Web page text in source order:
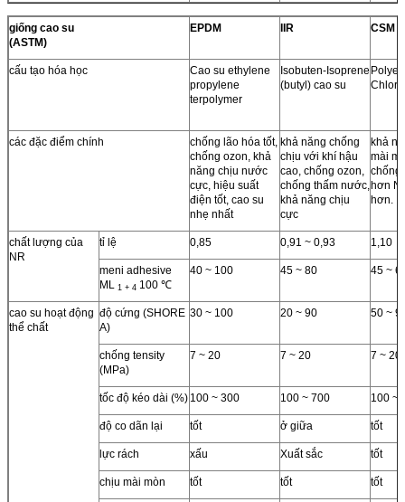
giống cao su
(ASTM)
EPDM IIR CSM
cấu tạo hóa học
Cao su ethylene
propylene
terpolymer
Isobuten-Isoprene
(butyl) cao su
các đặc điểm chính
chống lão hóa tốt,
chống ozon, khả
năng chịu nước
cực, hiệu suất
điện tốt, cao su
nhẹ nhất
khả năng chống
chịu với khí hậu
cao, chống ozon,
chống thấm nước,
khả năng chịu
cực
khả
mài
chống
hơn
hơn.
chất lượng của
NR
tỉ lệ 0,85 0,91 ~ 0,93 1,10
meni adhesive
ML 1 + 4 100 ℃
40 ~ 100 45 ~ 80 45 ~
cao su hoạt động
thể chất
độ cứng (SHORE
A)
30 ~ 100 20 ~ 90 50 ~
chống tensity
(MPa)
7 ~ 20 7 ~ 20 7 ~ 20
tốc độ kéo dài (%) 100 ~ 300 100 ~ 700 100 ~
độ co dãn lại tốt ở giữa tốt
lực rách xấu Xuất sắc tốt
chịu mài mòn tốt tốt tốt